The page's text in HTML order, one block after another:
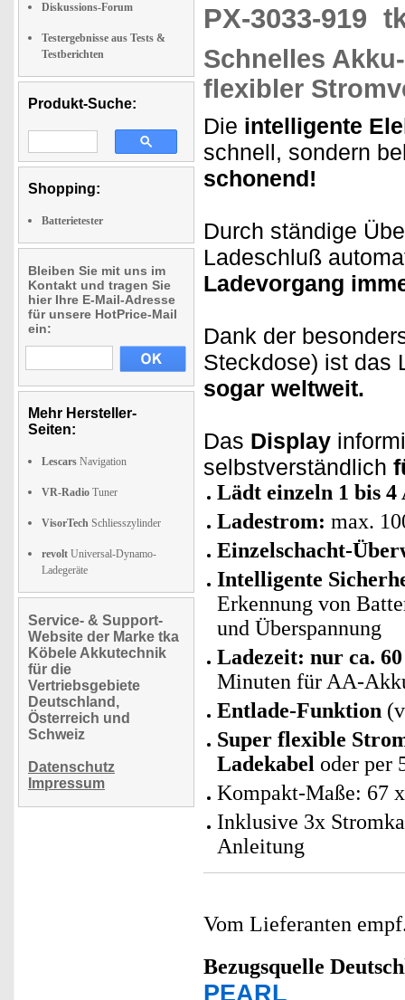
Diskussions-Forum
Testergebnisse aus Tests &
Testberichten
Produkt-Suche:
Shopping:
Batterietester
Bleiben Sie mit uns im
Kontakt und tragen Sie
hier Ihre E-Mail-Adresse
für unsere HotPrice-Mail
ein:
Mehr Hersteller-
Seiten:
Lescars Navigation
VR-Radio Tuner
VisorTech Schliesszylinder
revolt Universal-Dynamo-
Ladegeräte
Service- & Support-
Website der Marke tka
Köbele Akkutechnik
für die
Vertriebsgebiete
Deutschland,
Österreich und
Schweiz
Datenschutz
Impressum
PX-3033-919
Schnelles
flexibler
Die intelligente
schnell, sondern
schonend!
Durch ständige
Ladeschluß
Ladevorgang
Dank der
Steckdose) ist das
sogar weltweit.
Das Display
selbstverständlich
Lädt einzeln 1 bis 4
Ladestrom: max.
Einzelschacht-
Intelligente
Erkennung von
und Überspannung
Ladezeit: nur ca.
Minuten für AA-
Entlade-Funktion
Super flexible
Ladekabel oder per
Kompakt-Maße: 67
Inklusive 3x
Anleitung
Vom Lieferanten
Bezugsquelle
PEARL